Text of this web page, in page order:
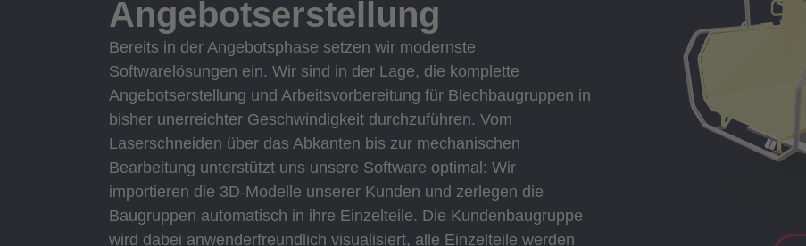
Angebotserstellung
Bereits in der Angebotsphase setzen wir modernste
Softwarelösungen ein. Wir sind in der Lage, die komplette
Angebotserstellung und Arbeitsvorbereitung für Blechbaugruppen in
bisher unerreichter Geschwindigkeit durchzuführen. Vom
Laserschneiden über das Abkanten bis zur mechanischen
Bearbeitung unterstützt uns unsere Software optimal: Wir
importieren die 3D-Modelle unserer Kunden und zerlegen die
Baugruppen automatisch in ihre Einzelteile. Die Kundenbaugruppe
wird dabei anwenderfreundlich visualisiert, alle Einzelteile werden